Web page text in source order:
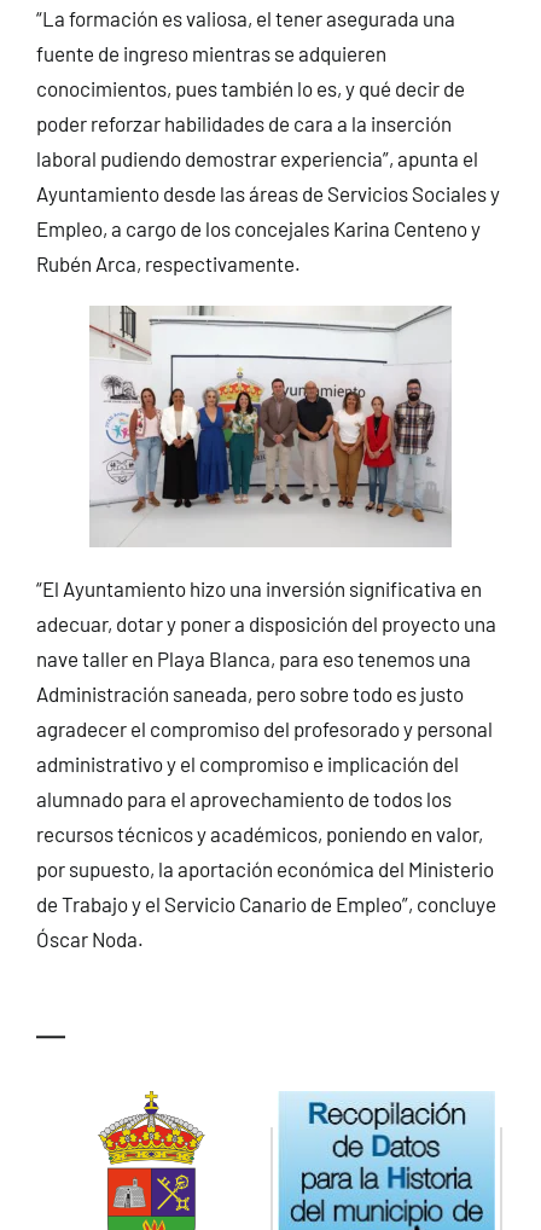
“La formación es valiosa, el tener asegurada una
fuente de ingreso mientras se adquieren
conocimientos, pues también lo es, y qué decir de
poder reforzar habilidades de cara a la inserción
laboral pudiendo demostrar experiencia”, apunta el
Ayuntamiento desde las áreas de Servicios Sociales y
Empleo, a cargo de los concejales Karina Centeno y
Rubén Arca, respectivamente.
“El Ayuntamiento hizo una inversión significativa en
adecuar, dotar y poner a disposición del proyecto una
nave taller en Playa Blanca, para eso tenemos una
Administración saneada, pero sobre todo es justo
agradecer el compromiso del profesorado y personal
administrativo y el compromiso e implicación del
alumnado para el aprovechamiento de todos los
recursos técnicos y académicos, poniendo en valor,
por supuesto, la aportación económica del Ministerio
de Trabajo y el Servicio Canario de Empleo”, concluye
Óscar Noda.
—